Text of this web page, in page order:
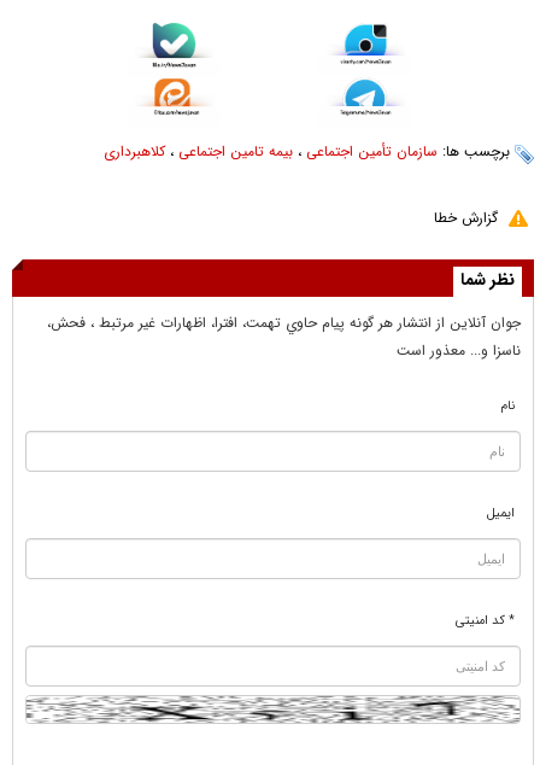
برچسب ها: سازمان تأمین اجتماعی ، بیمه تامین اجتماعی ،کلاهبرداری
گزارش خطا
نظر شما
جوان آنلاين از انتشار هر گونه پيام حاوي تهمت، افترا، اظهارات غير مرتبط ، فحش،
ناسزا و... معذور است
نام
ایمیل
* کد امنیتی